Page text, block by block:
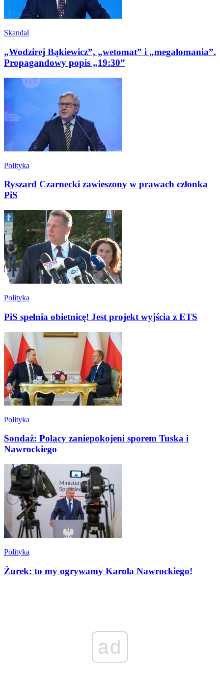
Skandal
„Wodzirej Bąkiewicz”, „wetomat” i „megalomania”.
Propagandowy popis „19:30”
Polityka
Ryszard Czarnecki zawieszony w prawach członka
PiS
Polityka
PiS spełnia obietnicę! Jest projekt wyjścia z ETS
Polityka
Sondaż: Polacy zaniepokojeni sporem Tuska i
Nawrockiego
Polityka
Żurek: to my ogrywamy Karola Nawrockiego!
ad